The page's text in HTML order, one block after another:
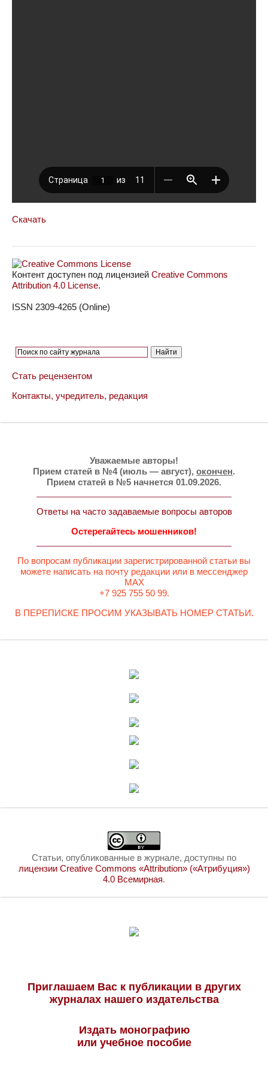
Скачать
Контент доступен под лицензией Creative Commons
Attribution 4.0 License.
ISSN 2309-4265 (Online)
Стать рецензентом
Контакты, учредитель, редакция
Уважаемые авторы!
Прием статей в №4 (июль — август), окончен.
Прием статей в №5 начнется 01.09.2026.
Ответы на часто задаваемые вопросы авторов
Остерегайтесь мошенников!
По вопросам публикации зарегистрированной статьи вы
можете написать на почту редакции или в мессенджер
MAX
+7 925 755 50 99.
В ПЕРЕПИСКЕ ПРОСИМ УКАЗЫВАТЬ НОМЕР СТАТЬИ.
Статьи, опубликованные в журнале, доступны по
лицензии Creative Commons «Attribution» («Атрибуция»)
4.0 Всемирная.
Приглашаем Вас к публикации в других
журналах нашего издательства
Издать монографию
или учебное пособие